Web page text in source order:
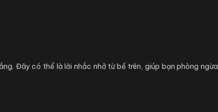
Đây có thể là lời nhắc nhở từ bề trên, giúp bạn phòng ngừa